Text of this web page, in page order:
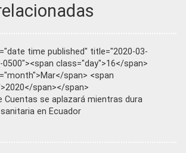
time published" title="2020-03-
0500"><span class="day">16</span>
span> <span
span></span>
Cuentas se aplazará mientras dura
en Ecuador